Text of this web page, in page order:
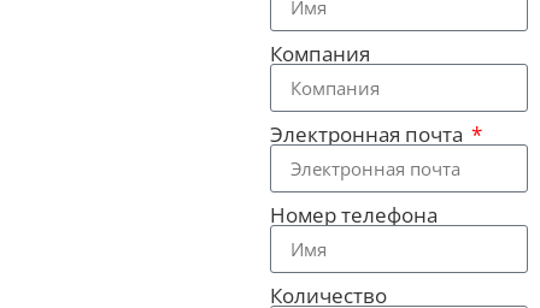
Компания
Электронная почта
Номер телефона
Количество